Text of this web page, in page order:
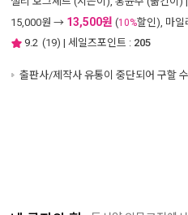
15,000원 → 13,500원 (10%할인), 마일
9.2 (19) | 세일즈포인트 : 205
출판사/제작사 유통이 중단되어 구할